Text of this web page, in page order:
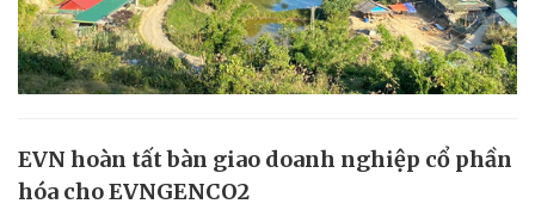
EVN hoàn tất bàn giao doanh nghiệp cổ phần
hóa cho EVNGENCO2